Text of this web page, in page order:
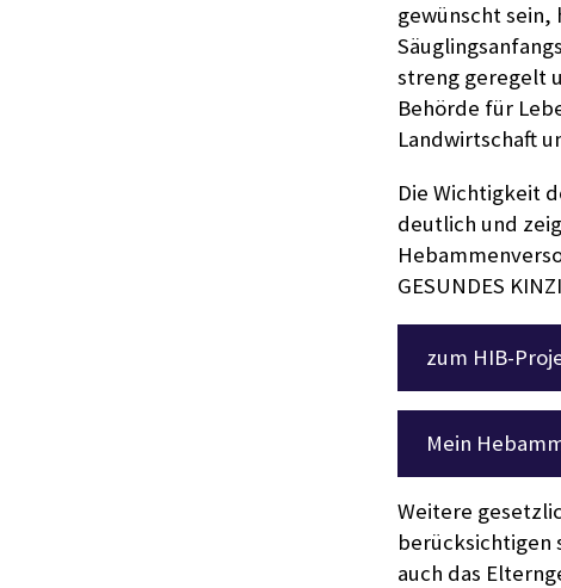
gewünscht sein,
streng geregelt
Behörde für
Landwirtschaft
Die Wichtigkeit
deutlich und
GESUNDES
zum HIB-
Mein
Weitere
berücksichtigen
auch das